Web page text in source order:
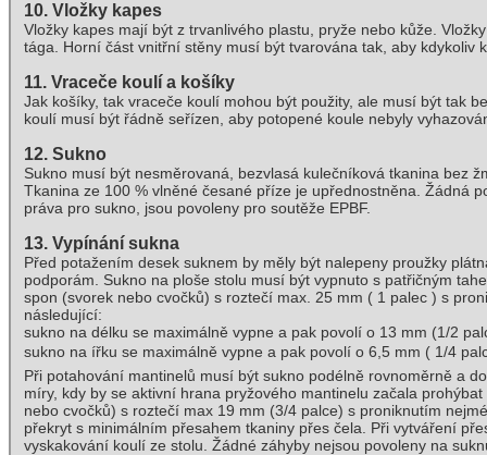
10. Vložky kapes
Vložky kapes mají být z trvanlivého plastu, pryže nebo kůže.
tága. Horní část vnitřní stěny musí být tvarována tak, aby
11. Vraceče koulí a košíky
Jak košíky, tak vraceče koulí mohou být použity, ale musí být tak
koulí musí být řádně seřízen, aby potopené koule nebyly
12. Sukno
Sukno musí být nesměrovaná, bezvlasá kulečníková tkanina bez
Tkanina ze 100 % vlněné česané příze je upřednostněna. Žádná
práva pro sukno, jsou povoleny pro soutěže EPBF.
13. Vypínání sukna
Před potažením desek suknem by měly být nalepeny proužky
podporám. Sukno na ploše stolu musí být vypnuto s patřičným
spon (svorek nebo cvočků) s roztečí max. 25 mm ( 1 palec ) s
následující:
sukno na délku se maximálně vypne a pak povolí o 13 mm (1/2
sukno na ířku se maximálně vypne a pak povolí o 6,5 mm ( 1/4
Při potahování mantinelů musí být sukno podélně rovnoměrně a
míry, kdy by se aktivní hrana pryžového mantinelu začala
nebo cvočků) s roztečí max 19 mm (3/4 palce) s proniknutím
překryt s minimálním přesahem tkaniny přes čela. Při vytváření
vyskakování koulí ze stolu. Žádné záhyby nejsou povoleny na